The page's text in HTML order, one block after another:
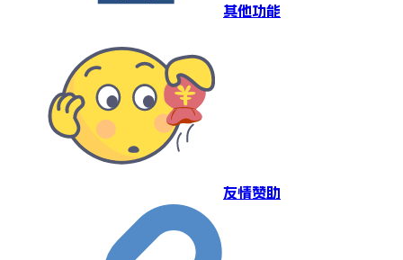
其他功能
友情赞助